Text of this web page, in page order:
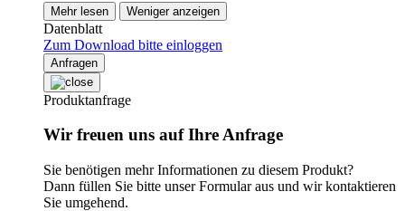
Mehr lesen Weniger anzeigen
Datenblatt
Zum Download bitte einloggen
Anfragen
Produktanfrage
Wir freuen uns auf Ihre Anfrage
Sie benötigen mehr Informationen zu diesem Produkt?
Dann füllen Sie bitte unser Formular aus und wir kontaktieren
Sie umgehend.